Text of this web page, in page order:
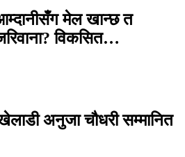
मेल खान्छ त
विकसित…
अनुजा चौधरी सम्मानित